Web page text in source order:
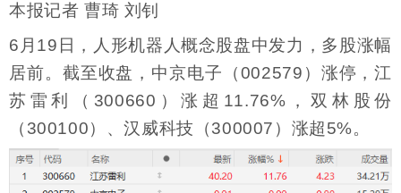
本报记者 曹琦 刘钊
6月19日，人形机器人概念股盘中发力，多股涨幅
居前。截至收盘，中京电子（002579）涨停，江
苏雷利（300660）涨超11.76%，双林股份
（300100）、汉威科技（300007）涨超5%。